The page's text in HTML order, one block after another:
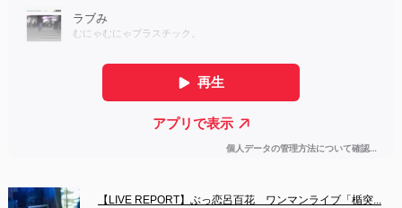
【LIVE REPORT】ぶっ恋呂百花　ワンマンライブ「楯突...